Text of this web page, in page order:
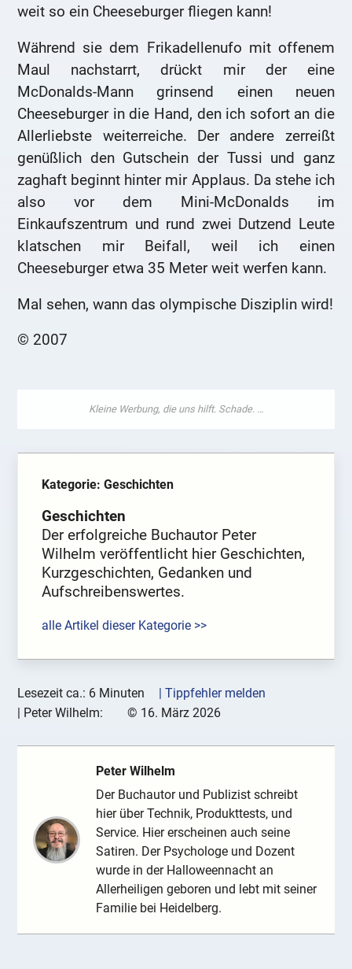
weit so ein Cheeseburger fliegen kann!
Während sie dem Frikadellenufo mit offenem
Maul nachstarrt, drückt mir der eine
McDonalds-Mann grinsend einen neuen
Cheeseburger in die Hand, den ich sofort an die
Allerliebste weiterreiche. Der andere zerreißt
genüßlich den Gutschein der Tussi und ganz
zaghaft beginnt hinter mir Applaus. Da stehe ich
also vor dem Mini-McDonalds im
Einkaufszentrum und rund zwei Dutzend Leute
klatschen mir Beifall, weil ich einen
Cheeseburger etwa 35 Meter weit werfen kann.
Mal sehen, wann das olympische Disziplin wird!
© 2007
Kategorie: Geschichten
Geschichten
Der erfolgreiche Buchautor Peter
Wilhelm veröffentlicht hier Geschichten,
Kurzgeschichten, Gedanken und
Aufschreibenswertes.
alle Artikel dieser Kategorie >>
Lesezeit ca.: 6 Minuten
| Tippfehler melden
| Peter Wilhelm: © 16. März 2026
Peter Wilhelm
Der Buchautor und Publizist schreibt
hier über Technik, Produkttests, und
Service. Hier erscheinen auch seine
Satiren. Der Psychologe und Dozent
wurde in der Halloweennacht an
Allerheiligen geboren und lebt mit seiner
Familie bei Heidelberg.